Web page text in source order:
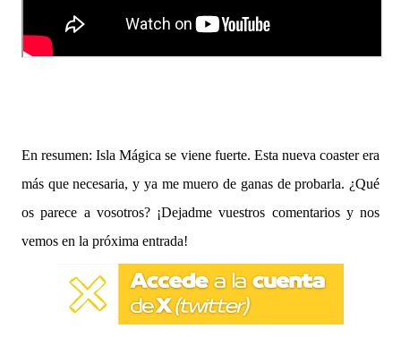
En resumen: Isla Mágica se viene fuerte. Esta nueva coaster era
más que necesaria, y ya me muero de ganas de probarla. ¿Qué
os parece a vosotros? ¡Dejadme vuestros comentarios y nos
vemos en la próxima entrada!